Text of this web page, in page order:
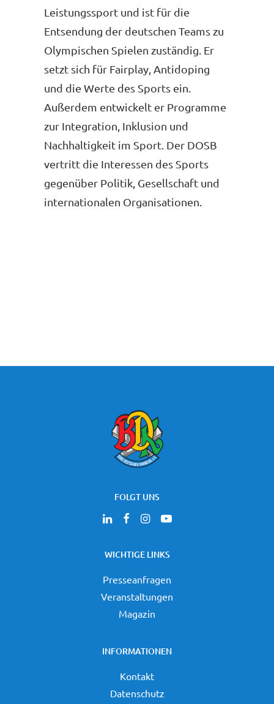
Leistungssport und ist für die
Entsendung der deutschen Teams zu
Olympischen Spielen zuständig. Er
setzt sich für Fairplay, Antidoping
und die Werte des Sports ein.
Außerdem entwickelt er Programme
zur Integration, Inklusion und
Nachhaltigkeit im Sport. Der DOSB
vertritt die Interessen des Sports
gegenüber Politik, Gesellschaft und
internationalen Organisationen.
FOLGT UNS
WICHTIGE LINKS
Presseanfragen
Veranstaltungen
Magazin
INFORMATIONEN
Kontakt
Datenschutz